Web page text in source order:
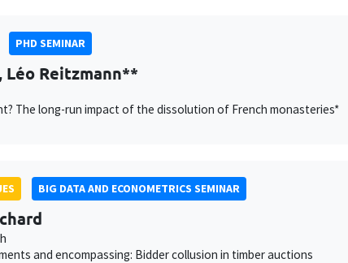
PHD SEMINAR
Léo Reitzmann**
The long-run impact of the dissolution of French monasteries*
BIG DATA AND ECONOMETRICS SEMINAR
and encompassing: Bidder collusion in timber auctions